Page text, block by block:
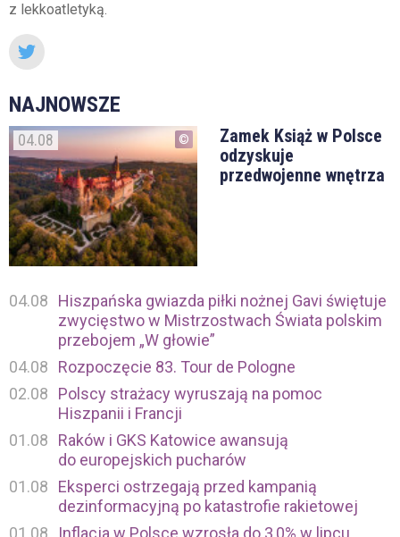
z lekkoatletyką.
NAJNOWSZE
04.08
Zamek Książ w Polsce
odzyskuje
przedwojenne wnętrza
04.08
Hiszpańska gwiazda piłki nożnej Gavi świętuje
zwycięstwo w Mistrzostwach Świata polskim
przebojem „W głowie”
04.08
Rozpoczęcie 83. Tour de Pologne
02.08
Polscy strażacy wyruszają na pomoc
Hiszpanii i Francji
01.08
Raków i GKS Katowice awansują
do europejskich pucharów
01.08
Eksperci ostrzegają przed kampanią
dezinformacyjną po katastrofie rakietowej
01.08
Inflacja w Polsce wzrosła do 3,0% w lipcu